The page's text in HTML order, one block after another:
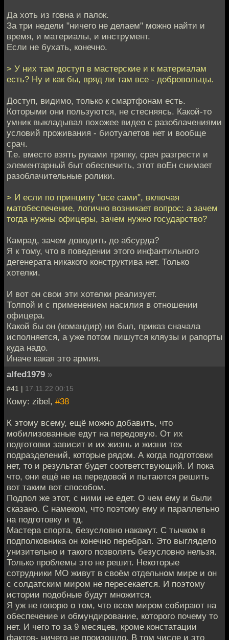
Да хоть из говна и палок.
За три недели "ничего не делаем" можно найти и
время, и материалы, и инструмент.
Если не бухать, конечно.
> У них там доступ в мастерские и к материалам
есть? Ну и как бы, вряд ли там все - добровольцы.
Доступ, видимо, только к смартфонам есть.
Которыми они пользуются, не стесняясь. Какой-то
умник выкладывал похожее видео с разоблачениями
условий проживания - биотуалетов нет и вообще
срач.
Т.е. вместо взять руками тряпку, срач разгрести и
элементарный быт обеспечить, этот воЕн снимает
разоблачительные ролики.
> И если по принципу "все сами", включая
матобеспечение, логично возникает вопрос: а зачем
тогда нужны офицеры, зачем нужно государство?
Камрад, зачем доводить до абсурда?
Я к тому, что в поведении этого инфантильного
дегенерата никакого конструктива нет. Только
хотелки.
И вот он свои эти хотелки реализует.
Толпой и с применением насилия в отношении
офицера.
Какой бы он (командир) ни был, приказ сначала
исполняется, а уже потом пишутся кляузы и рапорты
куда надо.
Иначе какая это армия.
alfed1979 »
#41 | 17.11.22 00:15
Кому: zibel, #38
К этому всему, ещё можно добавить, что
мобилизованные едут на передовую. От их
подготовки зависит и их жизнь и жизни тех
подразделений, которые рядом. А когда подготовки
нет, то и результат будет соответствующий. И пока
что, они ещё не на передовой и пытаются решить
вот таким вот способом.
Подпол же этот, с ними не едет. О чем ему и были
сказано. С намеком, что поэтому ему и параллельно
на подготовку и тд.
Мастера спорта, безусловно накажут. С тычком в
подполковника он конечно перебрал. Это выглядело
унизительно и такого позволять безусловно нельзя.
Только проблемы это не решит. Некоторые
сотрудники МО живут в своём отдельном мире и он
с солдатским миром не пересекается. И поэтому
истории подобные будут множится.
Я уж не говорю о том, что всем миром собирают на
обеспечение и обмундирование, которого почему то
нет. И чего то за 9 месяцев, кроме констатации
фактов- ничего не произошло. В том числе и это